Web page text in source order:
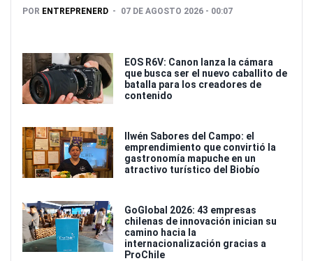
POR ENTREPRENERD 07 DE AGOSTO 2026 - 00:07
EOS R6V: Canon lanza la cámara
que busca ser el nuevo caballito de
batalla para los creadores de
contenido
Ilwén Sabores del Campo: el
emprendimiento que convirtió la
gastronomía mapuche en un
atractivo turístico del Biobío
GoGlobal 2026: 43 empresas
chilenas de innovación inician su
camino hacia la
internacionalización gracias a
ProChile